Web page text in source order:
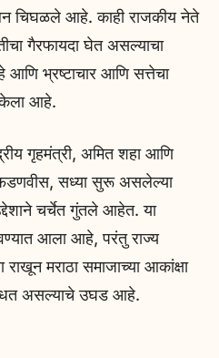
चिघळले आहे. काही राजकीय नेते
गैरफायदा घेत असल्याचा
आणि भ्रष्टाचार आणि सत्तेचा
केला आहे.
गृहमंत्री, अमित शहा आणि
फडणवीस, सध्या सुरू असलेल्या
चर्चेत गुंतले आहेत. या
आला आहे, परंतु राज्य
मराठा समाजाच्या आकांक्षा
असल्याचे उघड आहे.